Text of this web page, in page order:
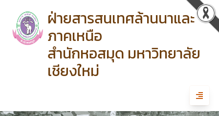
ฝ่ายสารสนเทศล้านนาและ
ภาคเหนือ
สำนักหอสมุด มหาวิทยาลัย
เชียงใหม่